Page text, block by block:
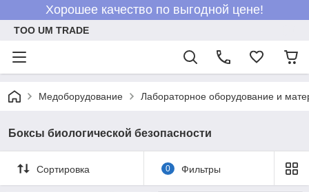
Хорошее качество по выгодной цене!
ТОО UM TRADE
Медоборудование Лабораторное оборудование и
Боксы биологической безопасности
Сортировка 0 Фильтры